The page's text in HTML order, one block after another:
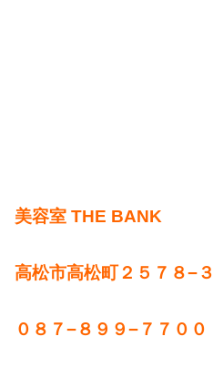
美容室 THE BANK
高松市高松町２５７８−３
０８７−８９９−７７００